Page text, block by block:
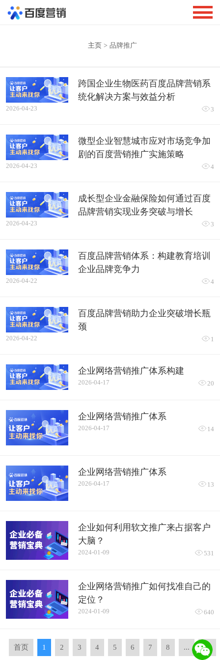
主页 > 品牌推广
跨国企业生物医药百度品牌营销系
统化解决方案与效益分析
2026-04-23 3
微型企业智慧城市应对市场竞争加
剧的百度营销推广实施策略
2026-04-23 4
成长型企业金融保险如何通过百度
品牌营销实现业务突破与增长
2026-04-23 3
百度品牌营销体系：构建教育培训
企业品牌竞争力
2026-04-22 4
百度品牌营销助力企业突破增长瓶
颈
2026-04-22  1
企业网络营销推广体系构建
2026-04-17 20
企业网络营销推广体系
2026-04-17  14
企业网络营销推广体系
2026-04-17  13
企业如何利用软文推广来占据客户
大脑？
2024-01-09  531
企业网络营销推广如何找准自己的
定位？
2024-01-09 640
首页 1 2 3 4 5 6 7 8 ... 13